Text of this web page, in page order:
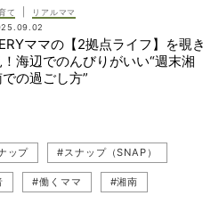
て
リアルママ
ママの【2拠点ライフ】を覗き
！海辺でのんびりがいい“週末湘
の過ごし方”
ップ #スナップ（SNAP）
#働くママ #湘南